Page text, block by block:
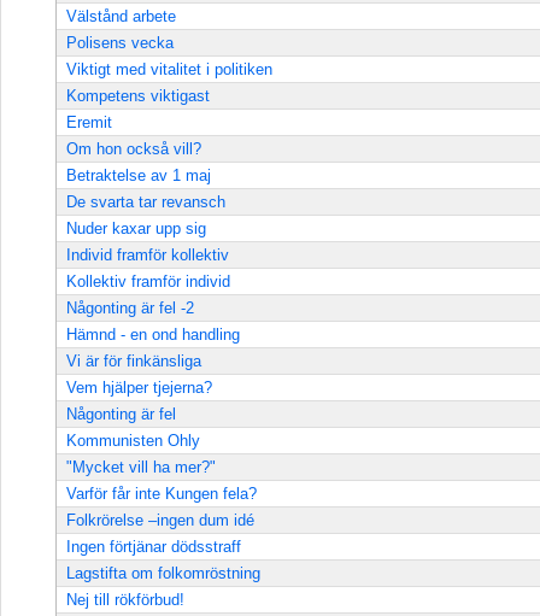
Välstånd arbete
Polisens vecka
Viktigt med vitalitet i politiken
Kompetens viktigast
Eremit
Om hon också vill?
Betraktelse av 1 maj
De svarta tar revansch
Nuder kaxar upp sig
Individ framför kollektiv
Kollektiv framför individ
Någonting är fel -2
Hämnd - en ond handling
Vi är för finkänsliga
Vem hjälper tjejerna?
Någonting är fel
Kommunisten Ohly
"Mycket vill ha mer?"
Varför får inte Kungen fela?
Folkrörelse –ingen dum idé
Ingen förtjänar dödsstraff
Lagstifta om folkomröstning
Nej till rökförbud!